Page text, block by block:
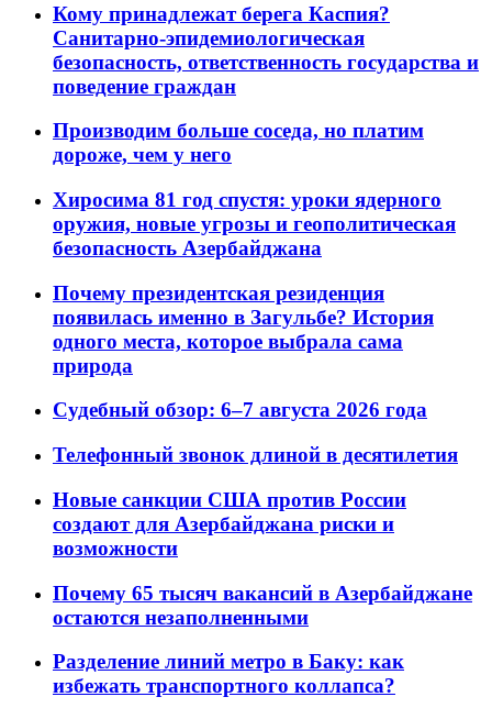
Кому принадлежат берега Каспия?
Санитарно-эпидемиологическая
безопасность, ответственность государства и
поведение граждан
Производим больше соседа, но платим
дороже, чем у него
Хиросима 81 год спустя: уроки ядерного
оружия, новые угрозы и геополитическая
безопасность Азербайджана
Почему президентская резиденция
появилась именно в Загульбе? История
одного места, которое выбрала сама
природа
Судебный обзор: 6–7 августа 2026 года
Телефонный звонок длиной в десятилетия
Новые санкции США против России
создают для Азербайджана риски и
возможности
Почему 65 тысяч вакансий в Азербайджане
остаются незаполненными
Разделение линий метро в Баку: как
избежать транспортного коллапса?